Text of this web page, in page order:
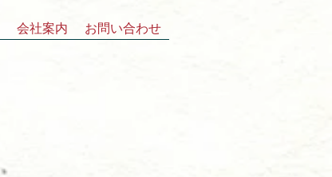
会社案内 お問い合わせ